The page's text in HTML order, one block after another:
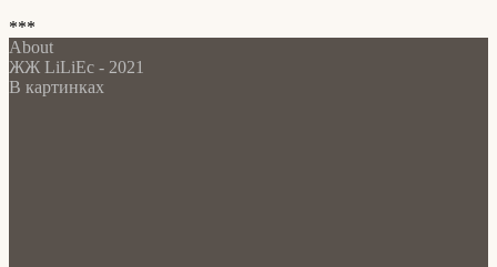
***
About
ЖЖ LiLiEc - 2021
В картинках